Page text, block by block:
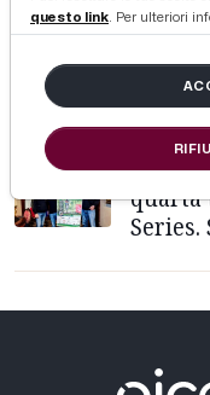
Ascoli
quarta
questo link. Per ulteriori